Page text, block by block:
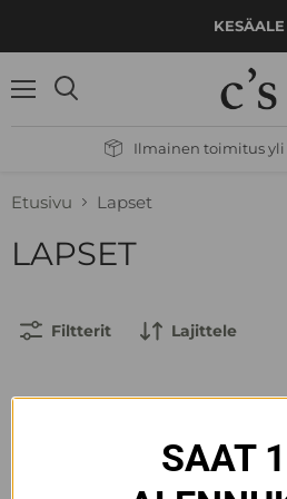
KESÄALE
Ilmainen toimitus yli
Etusivu Lapset
LAPSET
Filtterit Lajittele
HAKUA VASTAAVIA
NÄYTÄ KAIKKI
SAAT